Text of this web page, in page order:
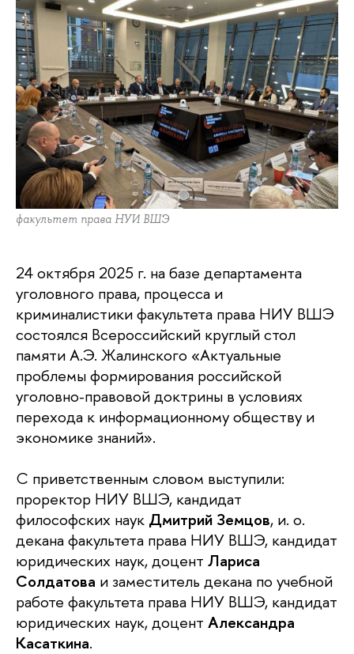
факультет права НУИ ВШЭ
24 октября 2025 г. на базе департамента
уголовного права, процесса и
криминалистики факультета права НИУ ВШЭ
состоялся Всероссийский круглый стол
памяти А.Э. Жалинского «Актуальные
проблемы формирования российской
уголовно-правовой доктрины в условиях
перехода к информационному обществу и
экономике знаний».
С приветственным словом выступили:
проректор НИУ ВШЭ, кандидат
философских наук Дмитрий Земцов, и. о.
декана факультета права НИУ ВШЭ, кандидат
юридических наук, доцент Лариса
Солдатова и заместитель декана по учебной
работе факультета права НИУ ВШЭ, кандидат
юридических наук, доцент Александра
Касаткина.